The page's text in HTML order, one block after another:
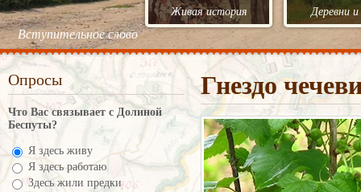
Вступительное слово
Живая история Деревни и
Опросы
Что Вас связывает с Долиной
Беспуты?
Я здесь живу
Я здесь работаю
Здесь жили предки
Гнездо